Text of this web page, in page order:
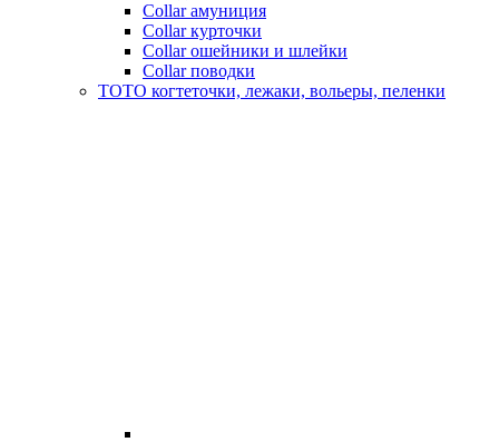
Collar амуниция
Collar курточки
Collar ошейники и шлейки
Collar поводки
ТОТО когтеточки, лежаки, вольеры, пеленки